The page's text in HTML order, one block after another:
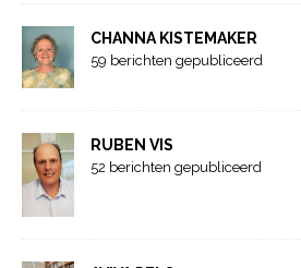
CHANNA KISTEMAKER
59 berichten gepubliceerd
RUBEN VIS
52 berichten gepubliceerd